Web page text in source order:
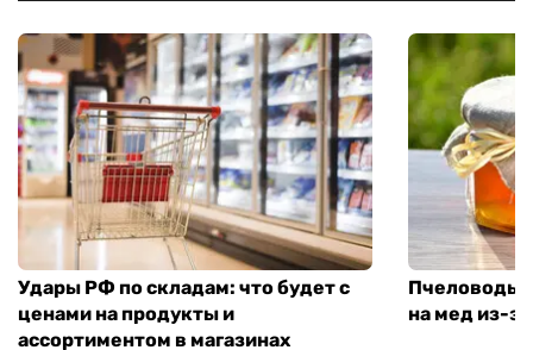
Удары РФ по складам: что будет с
ценами на продукты и
ассортиментом в магазинах
Пчеловоды
на мед из-за